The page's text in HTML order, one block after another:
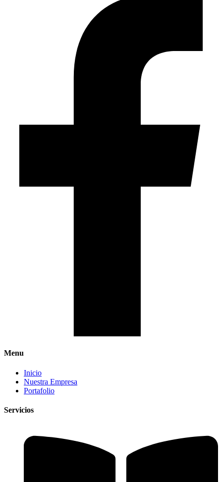
Menu
Inicio
Nuestra Empresa
Portafolio
Servicios